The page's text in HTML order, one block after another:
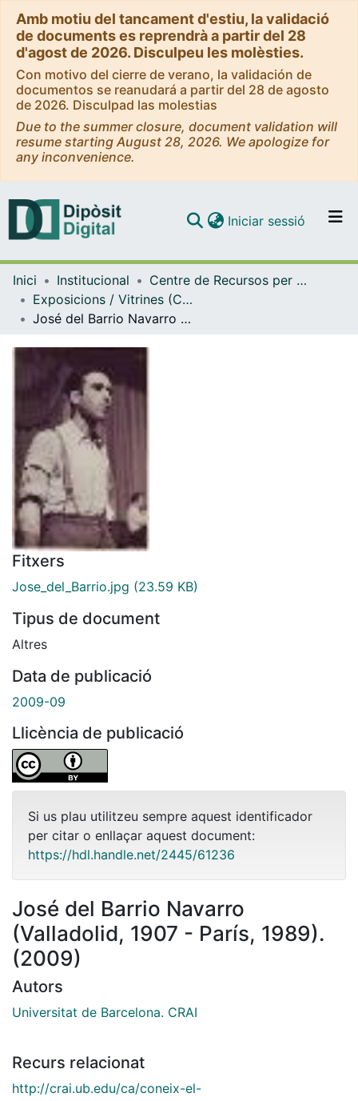
Amb motiu del tancament d'estiu, la validació
de documents es reprendrà a partir del 28
d'agost de 2026. Disculpeu les molèsties.
Con motivo del cierre de verano, la validación de
documentos se reanudará a partir del 28 de agosto
de 2026. Disculpad las molestias
Due to the summer closure, document validation will
resume starting August 28, 2026. We apologize for
any inconvenience.
Navega per tot el DD
Iniciar sessió (current)
Inici Institucional
Centre de Recursos per a l'Aprenentatge i la Investigació (CRAI-UB) - Institucional
Exposicions / Vitrines (CRAI-UB)
José del Barrio Navarro (Valladolid, 1907 - París, 1989). (2009)
Fitxers
Jose_del_Barrio.jpg (23.59 KB)
Tipus de document
Altres
Data de publicació
2009-09
Llicència de publicació
Si us plau utilitzeu sempre aquest identificador
per citar o enllaçar aquest document:
https://hdl.handle.net/2445/61236
José del Barrio Navarro
(Valladolid, 1907 - París, 1989).
(2009)
Autors
Universitat de Barcelona. CRAI
Recurs relacionat
http://crai.ub.edu/ca/coneix-el-